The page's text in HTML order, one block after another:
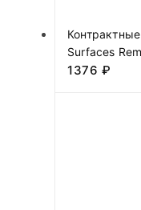
Surfaces
1376 ₽